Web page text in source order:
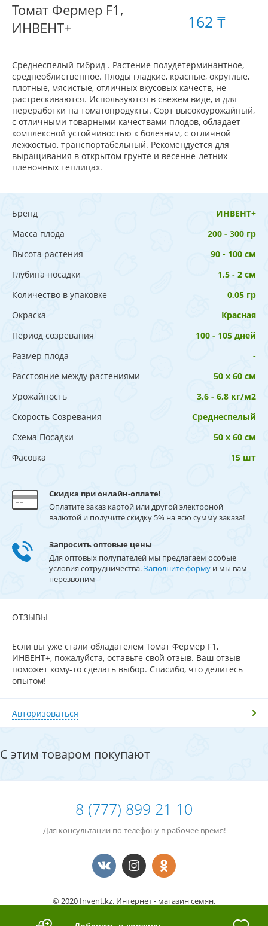
Томат Фермер F1,
ИНВЕНТ+
162 ₸
Среднеспелый гибрид . Растение полудетерминантное,
среднеоблиственное. Плоды гладкие, красные, округлые,
плотные, мясистые, отличных вкусовых качеств, не
растрескиваются. Используются в свежем виде, и для
переработки на томатопродукты. Сорт высокоурожайный,
с отличными товарными качествами плодов, обладает
комплексной устойчивостью к болезням, с отличной
лежкостью, транспортабельный. Рекомендуется для
выращивания в открытом грунте и весенне-летних
пленочных теплицах.
Бренд
ИНВЕНТ+
Масса плода
200 - 300 гр
Высота растения
90 - 100 см
Глубина посадки
1,5 - 2 см
Количество в упаковке
0,05 гр
Окраска
Красная
Период созревания
100 - 105 дней
Размер плода
-
Расстояние между растениями
50 х 60 см
Урожайность
3,6 - 6,8 кг/м2
Скорость Созревания
Среднеспелый
Схема Посадки
50 х 60 см
Фасовка
15 шт
Скидка при онлайн-оплате!
Оплатите заказ картой или другой электроной
валютой и получите скидку 5% на всю сумму заказа!
Запросить оптовые цены
Для оптовых полупателей мы предлагаем особые
условия сотрудничества.Заполните форму и мы вам
перезвоним
ОТЗЫВЫ
Если вы уже стали обладателем Томат Фермер F1,
ИНВЕНТ+, пожалуйста, оставьте свой отзыв. Ваш отзыв
поможет кому-то сделать выбор. Спасибо, что делитесь
опытом!
Авторизоваться
С этим товаром покупают
8 (777) 899 21 10
Для консультации по телефону в рабочее время!
© 2020 Invent.kz. Интернет - магазин семян.
14785520